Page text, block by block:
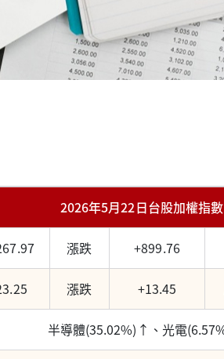
2026年5月22日台股加權指數
漲跌 +899.76
漲跌 +13.45
半導體(35.02%)↑、光電